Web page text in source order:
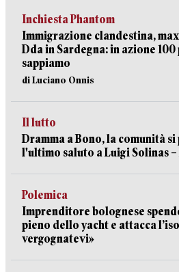
Inchiesta Phantom
Immigrazione clandestina,
Dda in Sardegna: in azione
sappiamo
di Luciano Onnis
Il lutto
Dramma a Bono, la comunità
l'ultimo saluto a Luigi Solinas
Polemica
Imprenditore bolognese
pieno dello yacht e attacca
vergognatevi»